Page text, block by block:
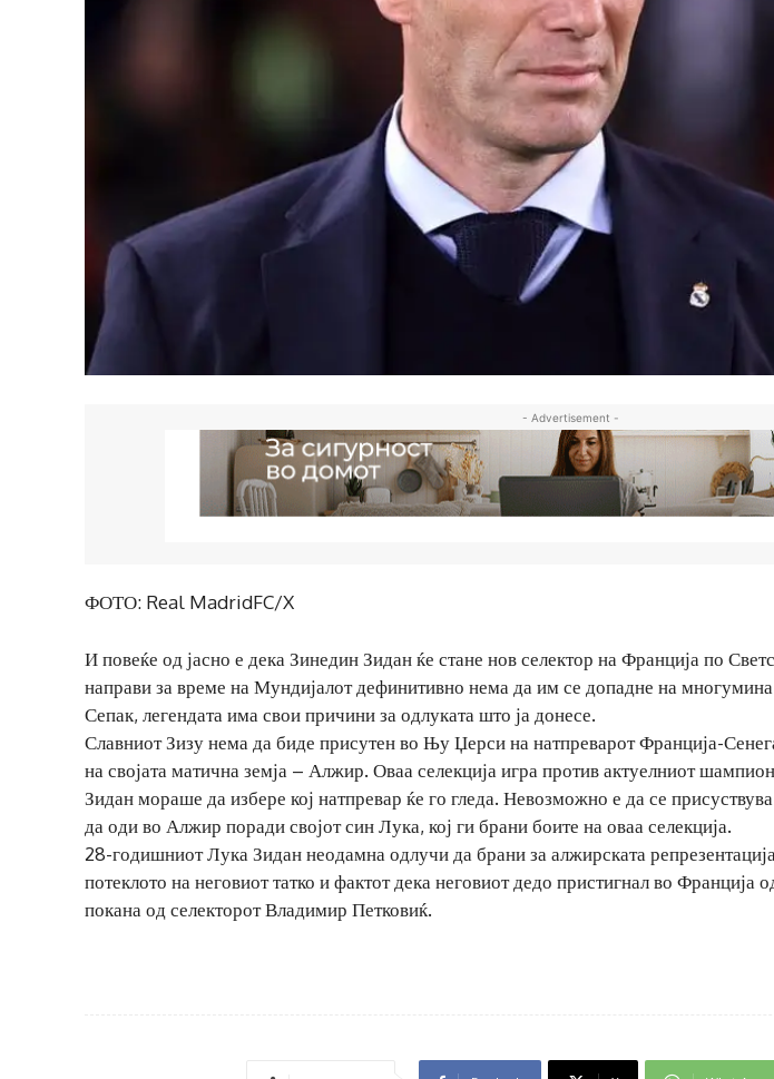
- Advertisement -
ФОТО: Real MadridFC/X
И повеќе од јасно е дека Зинедин Зидан ќе стане нов селектор на Франција по
направи за време на Мундијалот дефинитивно нема да им се допадне на многумина
Сепак, легендата има свои причини за одлуката што ја донесе.
Славниот Зизу нема да биде присутен во Њу Џерси на натпреварот Франција-
на својата матична земја – Алжир. Оваа селекција игра против актуелниот
Зидан мораше да избере кој натпревар ќе го гледа. Невозможно е да се
да оди во Алжир поради својот син Лука, кој ги брани боите на оваа селекција.
28-годишниот Лука Зидан неодамна одлучи да брани за алжирската
потеклото на неговиот татко и фактот дека неговиот дедо пристигнал во Франција
покана од селекторот Владимир Петковиќ.